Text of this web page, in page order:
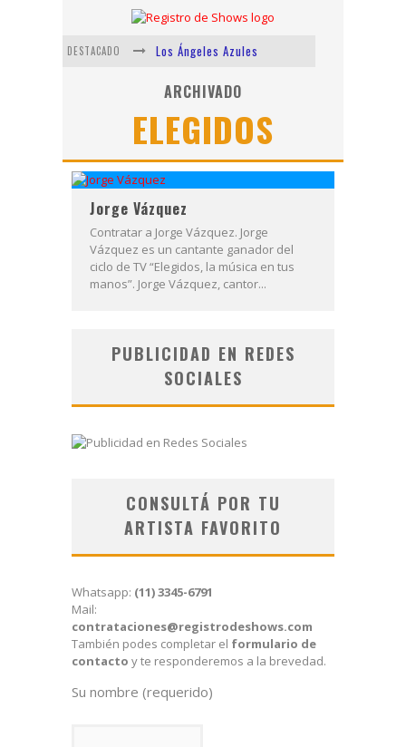
DESTACADO
Los Ángeles Azules
Shows via streaming
Lit Killah
Nicki Nicole
Duki
Vi Em
ARCHIVADO
ELEGIDOS
Jorge Vázquez
Contratar a Jorge Vázquez. Jorge
Vázquez es un cantante ganador del
ciclo de TV “Elegidos, la música en tus
manos”. Jorge Vázquez, cantor...
PUBLICIDAD EN REDES
SOCIALES
CONSULTÁ POR TU
ARTISTA FAVORITO
Whatsapp: (11) 3345-6791
Mail:
contrataciones@registrodeshows.com
También podes completar el formulario de
contacto y te responderemos a la brevedad.
Su nombre (requerido)